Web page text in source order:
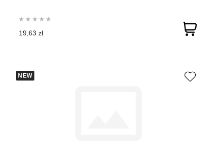
19,63 zł
NEW